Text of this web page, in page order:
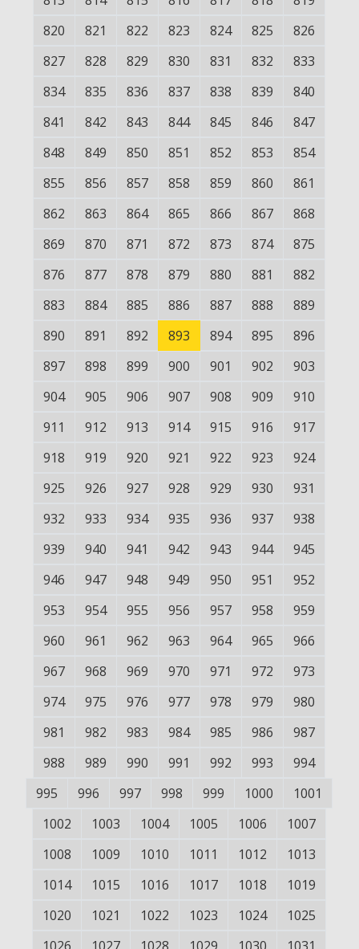
820
821 822 823 824 825
826
827
828 829 830 831 832
833
834
835 836 837 838 839
840
841
842 843 844 845 846
847
848
849 850 851 852 853
854
855
856 857 858 859 860
861
862
863 864 865 866 867
868
869
870 871 872 873 874
875
876
877 878 879 880 881
882
883
884 885 886 887 888
889
890
891 892 893 894 895
896
897
898 899 900 901 902
903
904
905 906 907 908 909
910
911
912 913 914 915 916
917
918
919 920 921 922 923
924
925
926 927 928 929 930
931
932
933 934 935 936 937
938
939
940 941 942 943 944
945
946
947 948 949 950 951
952
953
954 955 956 957 958
959
960
961 962 963 964 965
966
967
968 969 970 971 972
973
974
975 976 977 978 979
980
981
982 983 984 985 986
987
988
989 990 991 992 993
994
995
996 997 998 999 1000
1001
1002
1003 1004 1005 1006
1007
1008
1009 1010 1011 1012
1013
1014
1015 1016 1017 1018
1019
1020
1021 1022 1023 1024
1025